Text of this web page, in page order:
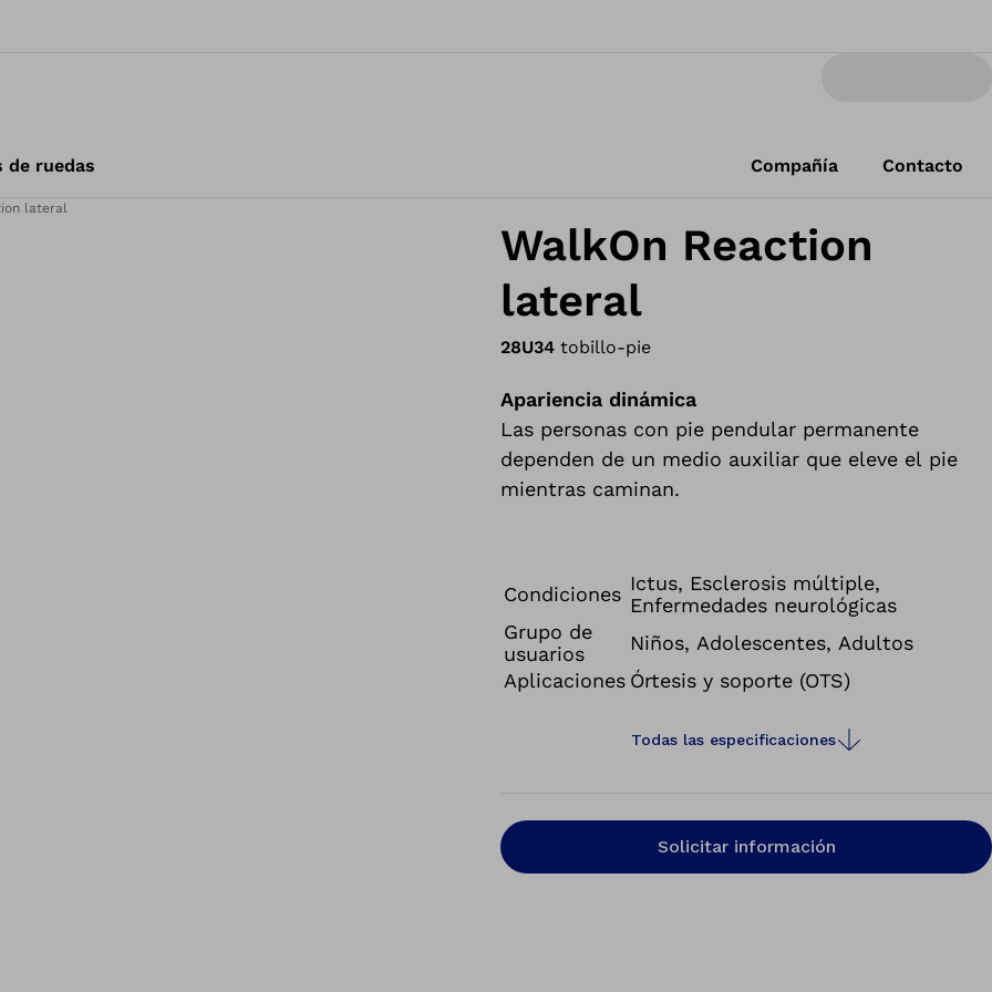
de ruedas Compañía Contacto
lateral
WalkOn Reaction
lateral
28U34 tobillo-pie
Apariencia dinámica
Las personas con pie pendular permanente
dependen de un medio auxiliar que eleve el pie
mientras caminan.
Condiciones Ictus, Esclerosis múltiple,
Enfermedades neurológicas
Grupo de
usuarios
Niños, Adolescentes, Adultos
Aplicaciones Órtesis y soporte (OTS)
Todas las especificaciones
Solicitar información